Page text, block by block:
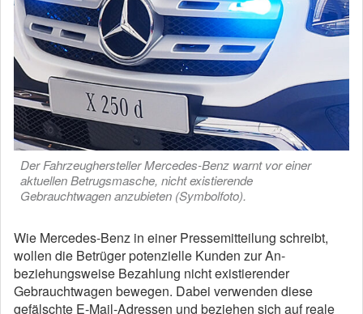
Der Fahrzeughersteller Mercedes-Benz warnt vor einer
aktuellen Betrugsmasche, nicht existierende
Gebrauchtwagen anzubieten (Symbolfoto).
Wie Mercedes-Benz in einer Pressemitteilung schreibt,
wollen die Betrüger potenzielle Kunden zur An-
beziehungsweise Bezahlung nicht existierender
Gebrauchtwagen bewegen. Dabei verwenden diese
gefälschte E-Mail-Adressen und beziehen sich auf reale